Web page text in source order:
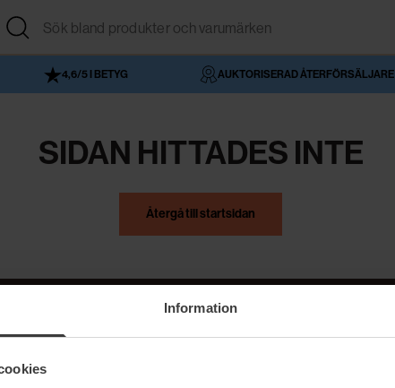
Information
4,6/5 I BETYG AUKTORISERAD ÅTERFÖRSÄLJARE
SIDAN HITTADES INTE
Återgå till startsidan
NordicFeel Hjälp